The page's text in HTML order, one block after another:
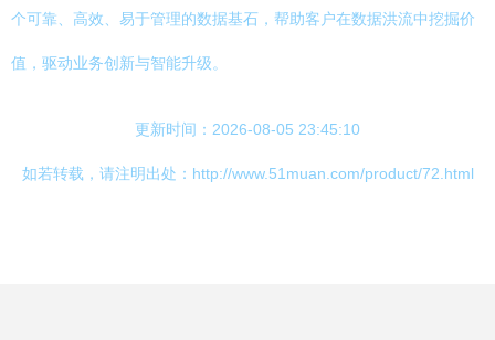
个可靠、高效、易于管理的数据基石，帮助客户在数据洪流中挖掘价
值，驱动业务创新与智能升级。
更新时间：2026-08-05 23:45:10
如若转载，请注明出处：http://www.51muan.com/product/72.html